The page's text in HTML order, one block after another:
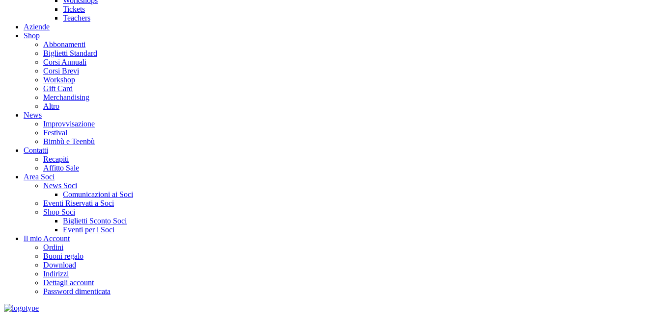
Tickets
Teachers
Aziende
Shop
Abbonamenti
Biglietti Standard
Corsi Annuali
Corsi Brevi
Workshop
Gift Card
Merchandising
Altro
News
Improvvisazione
Festival
Bimbù e Teenbù
Contatti
Recapiti
Affitto Sale
Area Soci
News Soci
Comunicazioni ai Soci
Eventi Riservati a Soci
Shop Soci
Biglietti Sconto Soci
Eventi per i Soci
Il mio Account
Ordini
Buoni regalo
Download
Indirizzi
Dettagli account
Password dimenticata